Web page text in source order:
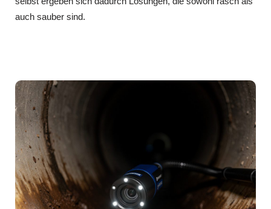
auch sauber sind.